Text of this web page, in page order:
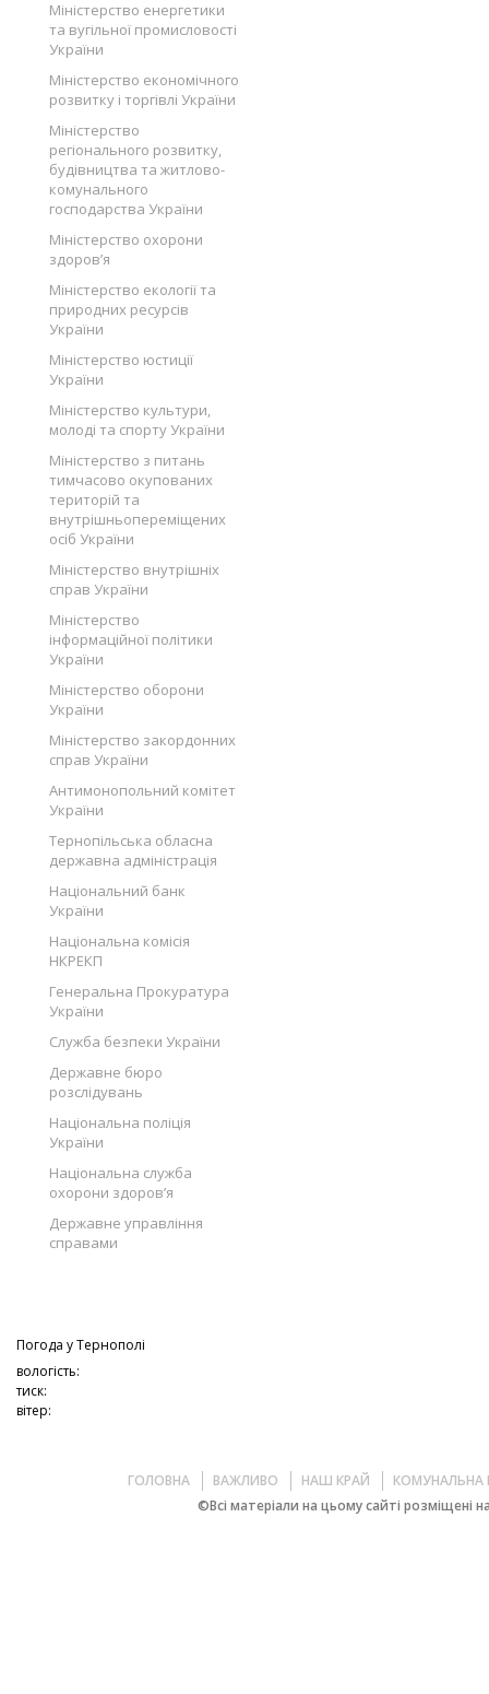
Міністерство енергетики
та вугільної промисловості
України
Міністерство економічного
розвитку і торгівлі України
Міністерство
регіонального розвитку,
будівництва та житлово-
комунального
господарства України
Міністерство охорони
здоров’я
Міністерство екології та
природних ресурсів
України
Міністерство юстиції
України
Міністерство культури,
молоді та спорту України
Міністерство з питань
тимчасово окупованих
територій та
внутрішньопереміщених
осіб України
Міністерство внутрішніх
справ України
Міністерство
інформаційної політики
України
Міністерство оборони
України
Міністерство закордонних
справ України
Антимонопольний комітет
України
Тернопільська обласна
державна адміністрація
Національний банк
України
Національна комісія
НКРЕКП
Генеральна Прокуратура
України
Служба безпеки України
Державне бюро
розслідувань
Національна поліція
України
Національна служба
охорони здоров’я
Державне управління
справами
Погода уТернополі
вологість:
тиск:
вітер:
ГОЛОВНА ВАЖЛИВО НАШ КРАЙ
КОМУНАЛЬНА
©Всі матеріали на цьому сайті розміщені